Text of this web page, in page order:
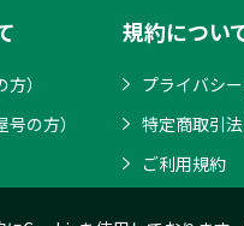
）
の方）
規約につい
プライバシ
特定商取引
ご利用規約